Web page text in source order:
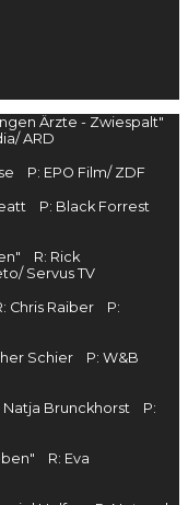
Ärzte - Zwiespalt"
ARD
P: EPO Film/ ZDF
P: Black Forrest
R: Rick
Servus TV
Chris Raiber P:
Schier P: W&B
Brunckhorst P:
R: Eva